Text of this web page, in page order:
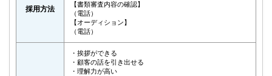
採用方法
【書類審査内容の確認】
（電話）
【オーディション】
（電話）
・挨拶ができる
・顧客の話を引き出せる
・理解力が高い